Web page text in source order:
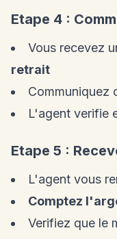
Etape 4 :
Vous recevez
retrait
Communiquez
L'agent verifie
Etape 5 :
L'agent vous
Comptez
Verifiez que le